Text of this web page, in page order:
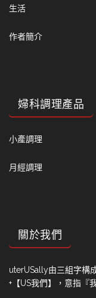
生活
作者簡介
婦科調理產品
小產調理
月經調理
關於我們
uterUSally由三組字構
+【US我們】，意指『